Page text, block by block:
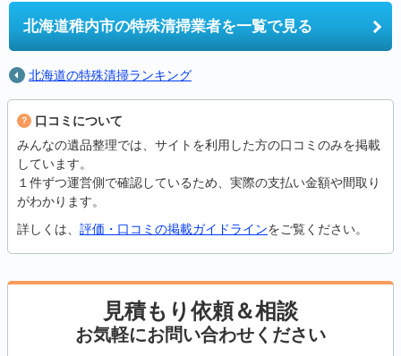
北海道稚内市の特殊清掃業者を一覧で見る
北海道の特殊清掃ランキング
口コミについて
みんなの遺品整理では、サイトを利用した方の口コミのみを掲載
しています。
１件ずつ運営側で確認しているため、実際の支払い金額や間取り
がわかります。
詳しくは、 評価・口コミの掲載ガイドラインをご覧ください。
見積もり依頼＆相談
お気軽にお問い合わせください